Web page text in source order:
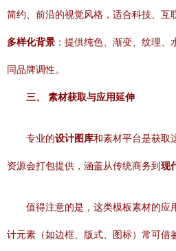
简约、前沿的视觉风格，适合科技、互
多样化背景 ：提供纯色、渐变、纹理、
同品牌调性。
三、 素材获取与应用延伸
专业的设计图库和素材平台是获取
资源会打包提供，涵盖从传统商务到现
值得注意的是，这类模板素材的应
计元素（如边框、版式、图标）常可借